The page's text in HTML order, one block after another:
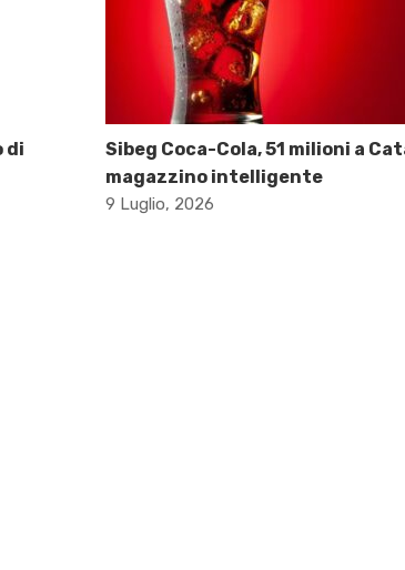
di
Sibeg Coca-Cola, 51 milioni a
magazzino intelligente
9 Luglio, 2026